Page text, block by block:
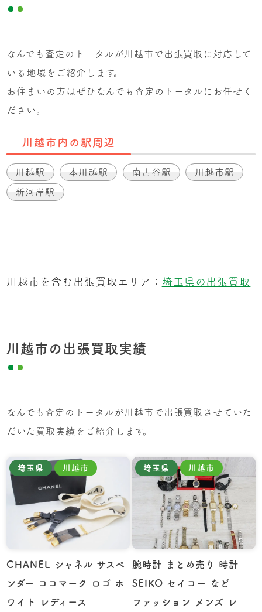
なんでも査定のトータルが川越市で出張買取に対応して
いる地域をご紹介します。
お住まいの方はぜひなんでも査定のトータルにお任せく
ださい。
川越市内の駅周辺
川越駅 本川越駅 南古谷駅 川越市駅
新河岸駅
川越市を含む出張買取エリア： 埼玉県の出張買取
川越市の出張買取実績
なんでも査定のトータルが川越市で出張買取させていた
だいた買取実績をご紹介します。
埼玉県 川越市
CHANEL シャネル サスペ
ンダー ココマーク ロゴ ホ
ワイト レディース
埼玉県 川越市
腕時計 まとめ売り 時計
SEIKO セイコー など
ファッション メンズ レ